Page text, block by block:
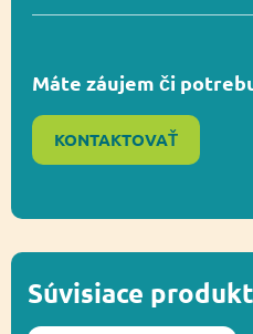
Máte záujem či
KONTAKTOVAŤ
Súvisiace